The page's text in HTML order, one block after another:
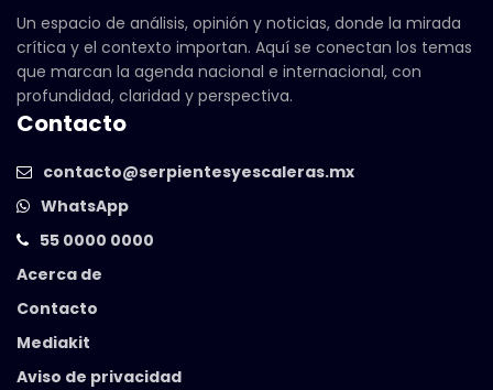
Un espacio de análisis, opinión y noticias, donde la mirada
crítica y el contexto importan. Aquí se conectan los temas
que marcan la agenda nacional e internacional, con
profundidad, claridad y perspectiva.
Contacto
contacto@serpientesyescaleras.mx
WhatsApp
55 0000 0000
Acerca de
Contacto
Mediakit
Aviso de privacidad